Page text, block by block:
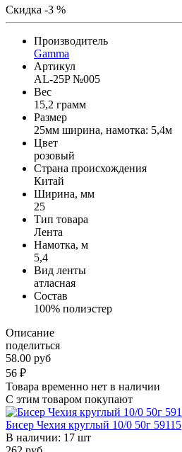
Скидка -3 %
Производитель
Gamma
Артикул
AL-25P №005
Вес
15,2 грамм
Размер
25мм ширина, намотка: 5,4м
Цвет
розовый
Страна происхождения
Китай
Ширина, мм
25
Тип товара
Лента
Намотка, м
5,4
Вид ленты
атласная
Состав
100% полиэстер
Описание
поделиться
58.00 руб
56 ₽
Товара временно нет в наличии
С этим товаром покупают
Бисер Чехия круглый 10/0 50г 59115
В наличии: 17 шт